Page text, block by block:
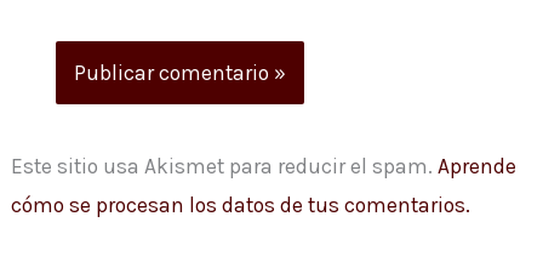
Este sitio usa Akismet para reducir el spam.Aprende
cómo se procesan los datos de tus comentarios.